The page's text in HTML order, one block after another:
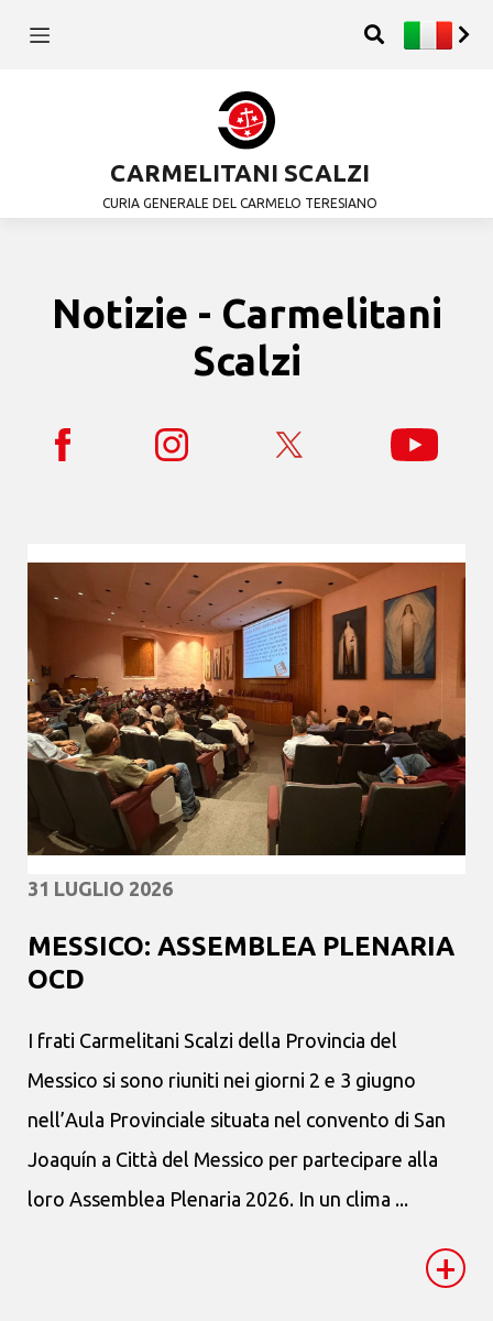
CARMELITANI SCALZI
CURIA GENERALE DEL CARMELO TERESIANO
Notizie - Carmelitani
Scalzi
31 LUGLIO 2026
MESSICO: ASSEMBLEA PLENARIA
OCD
I frati Carmelitani Scalzi della Provincia del
Messico si sono riuniti nei giorni 2 e 3 giugno
nell’Aula Provinciale situata nel convento di San
Joaquín a Città del Messico per partecipare alla
loro Assemblea Plenaria 2026. In un clima ...
+